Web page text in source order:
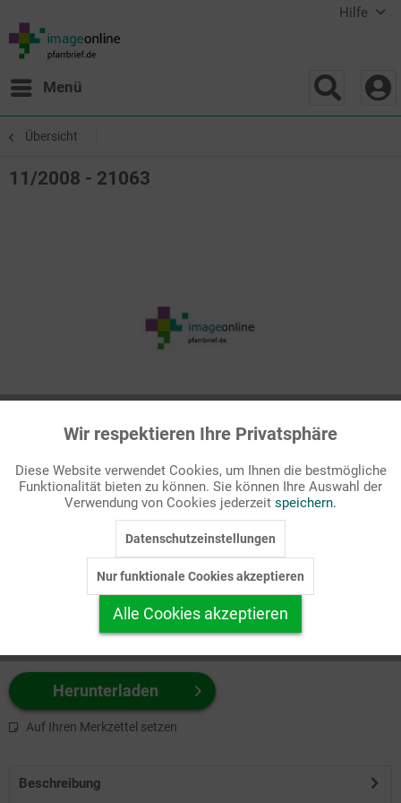
Hilfe
Menü
Übersicht
11/2008 - 21063
Passende Stichworte
Bibel, NT
zuerst Ihr Produktformat aus.
z.B. Farbe-Grafik, Schwarz-Weiß-Grafik, mit/ohne Text ...
Herunterladen
Auf Ihren Merkzettel setzen
Beschreibung
Funktionale Aktiv
Marketing Inaktiv
Personalisierung Inaktiv
Service
Wir respektieren Ihre Privatsphäre
Diese Website verwendet Cookies, um Ihnen die bestmögliche
Funktionalität bieten zu können. Sie können Ihre Auswahl der
Verwendung von Cookies jederzeit speichern.
Datenschutzeinstellungen
Nur funktionale Cookies akzeptieren
Alle Cookies akzeptieren